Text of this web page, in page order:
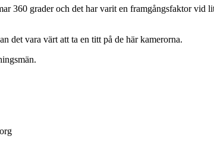
360 grader och det har varit en framgångsfaktor
det vara värt att ta en titt på de här kamerorna.